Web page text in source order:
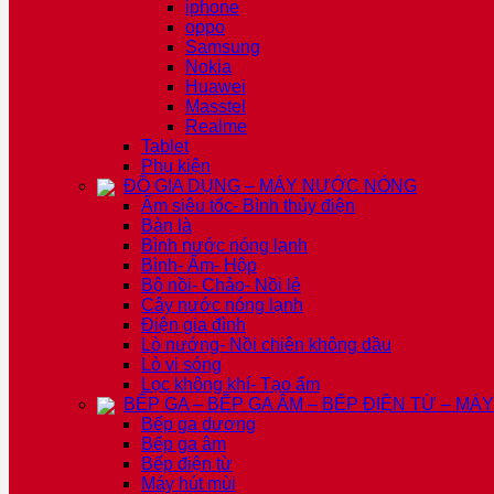
iphone
oppo
Samsung
Nokia
Huawei
Masstel
Realme
Tablet
Phụ kiện
ĐỒ GIA DỤNG – MÁY NƯỚC NÓNG
Ấm siêu tốc- Bình thủy điện
Bàn là
Bình nước nóng lạnh
Bình- Ấm- Hộp
Bộ nồi- Chảo- Nồi lẻ
Cây nước nóng lạnh
Điện gia đình
Lò nướng- Nồi chiên không dầu
Lò vi sóng
Lọc không khí- Tạo ẩm
BẾP GA – BẾP GA ÂM – BẾP ĐIỆN TỪ – MÁY
Bếp ga dương
Bếp ga âm
Bếp điện từ
Máy hút mùi